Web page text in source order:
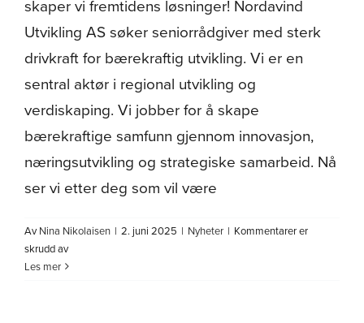
skaper vi fremtidens løsninger! Nordavind
Utvikling AS søker seniorrådgiver med sterk
drivkraft for bærekraftig utvikling. Vi er en
sentral aktør i regional utvikling og
verdiskaping. Vi jobber for å skape
bærekraftige samfunn gjennom innovasjon,
næringsutvikling og strategiske samarbeid. Nå
ser vi etter deg som vil være
AvNina Nikolaisen | 2. juni 2025 | Nyheter | Kommentarer er
skrudd avfor
Ledig
Les mer